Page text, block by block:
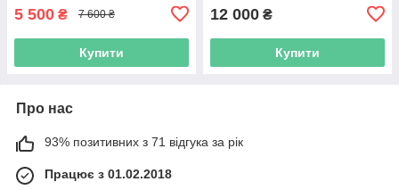
5 500 ₴ 7 600 ₴
Купити
12 000 ₴
Купити
Про нас
93% позитивних з 71 відгука за рік
Працює з 01.02.2018